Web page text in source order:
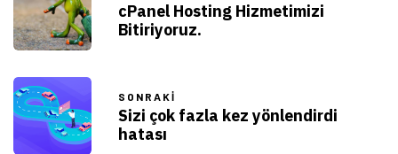
cPanel Hosting Hizmetimizi
Bitiriyoruz.
SONRAKI
Sizi çok fazla kez yönlendirdi
hatası